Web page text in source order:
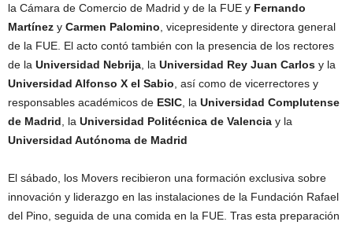
la Cámara de Comercio de Madrid y de la FUE y Fernando
Martínez y Carmen Palomino , vicepresidente y directora general
de la FUE. El acto contó también con la presencia de los rectores
de la Universidad Nebrija , la Universidad Rey Juan Carlos y la
Universidad Alfonso X el Sabio , así como de vicerrectores y
responsables académicos de ESIC , la Universidad Complutense
de Madrid , la Universidad Politécnica de Valencia y la
Universidad Autónoma de Madrid
El sábado, los Movers recibieron una formación exclusiva sobre
innovación y liderazgo en las instalaciones de la Fundación Rafael
del Pino, seguida de una comida en la FUE. Tras esta preparación